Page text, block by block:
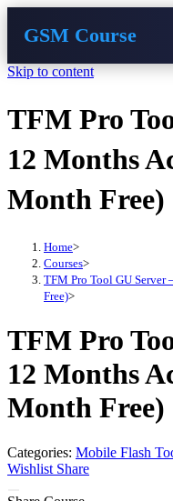
GSM Course
Skip to content
TFM Pro
12 Months
Month Free)
Home>
Courses>
TFM Pro Tool GU
Free)>
TFM Pro
12 Months
Month Free)
Categories: Mobile Flash
Wishlist Share